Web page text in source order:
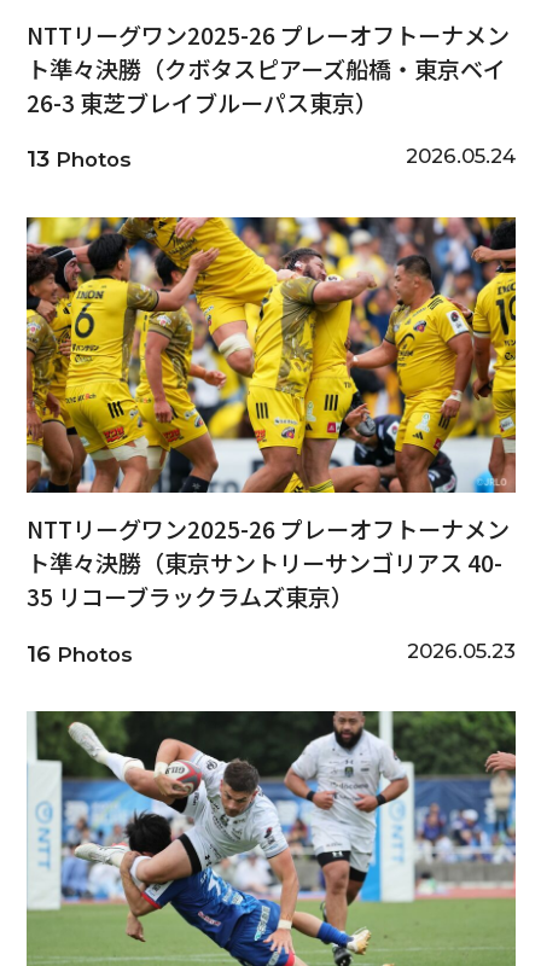
NTTリーグワン2025-26 プレーオフトーナメン
ト準々決勝（クボタスピアーズ船橋・東京ベイ
26-3 東芝ブレイブルーパス東京）
13Photos 2026.05.24
NTTリーグワン2025-26 プレーオフトーナメン
ト準々決勝（東京サントリーサンゴリアス 40-
35 リコーブラックラムズ東京）
16Photos 2026.05.23